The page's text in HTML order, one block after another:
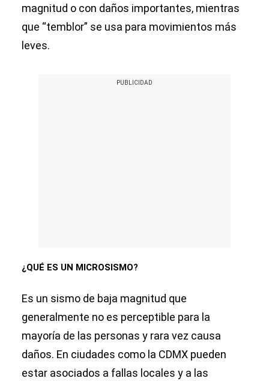
magnitud o con daños importantes, mientras
que “temblor” se usa para movimientos más
leves.
¿QUÉ ES UN MICROSISMO?
Es un sismo de baja magnitud que
generalmente no es perceptible para la
mayoría de las personas y rara vez causa
daños. En ciudades como la CDMX pueden
estar asociados a fallas locales y a las